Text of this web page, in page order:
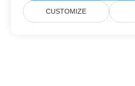
CUSTOMIZE